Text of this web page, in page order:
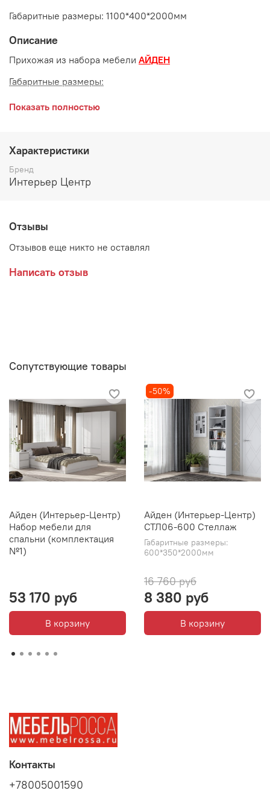
Габаритные размеры: 1100*400*2000мм
Описание
Прихожая из набора мебели АЙДЕН
Габаритные размеры:
длина 1100 мм
высота 2000 мм
Цвет и материалы:
ЛДСП Белый
Производитель:
Показать полностью
Характеристики
Бренд
Интерьер Центр
Отзывы
Отзывов еще никто не оставлял
Написать отзыв
Сопутствующие товары
Айден (Интерьер-Центр)
Набор мебели для
спальни (комплектация
№1)
53 170 руб
В корзину
-50%
Айден (Интерьер-Центр)
СТЛ06-600 Стеллаж
Габаритные размеры:
600*350*2000мм
16 760 руб
8 380 руб
В корзину
Контакты
+78005001590